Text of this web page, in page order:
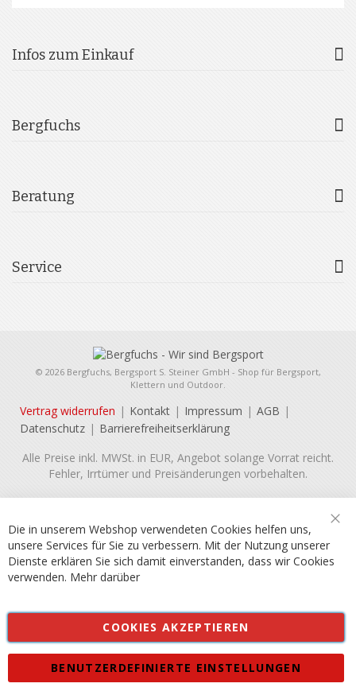
Infos zum Einkauf
Bergfuchs
Beratung
Service
© 2026 Bergfuchs, Bergsport S. Steiner GmbH - Shop für Bergsport,
Klettern und Outdoor.
Vertrag widerrufen Kontakt Impressum
AGB
Datenschutz
Barrierefreiheitserklärung
Alle Preise inkl. MWSt. in EUR, Angebot solange Vorrat reicht.
Fehler, Irrtümer und Preisänderungen vorbehalten.
Die in unserem Webshop verwendeten Cookies helfen uns,
unsere Services für Sie zu verbessern. Mit der Nutzung unserer
Dienste erklären Sie sich damit einverstanden, dass wir Cookies
verwenden. Mehr darüber
COOKIES AKZEPTIEREN
BENUTZERDEFINIERTE EINSTELLUNGEN